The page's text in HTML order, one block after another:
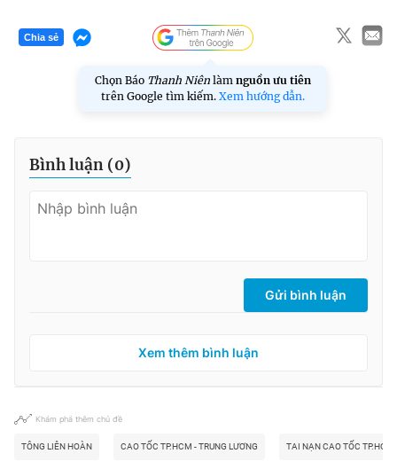
Chia sẻ
Chọn Báo Thanh Niên làm nguồn ưu tiên
trên Google tìm kiếm. Xem hướng dẫn.
Bình luận (0)
Gửi bình luận
Xem thêm bình luận
Khám phá thêm chủ đề
TÔNG LIÊN HOÀN CAO TỐC TP.HCM - TRUNG LƯƠNG TAI NẠN CAO TỐC TP.HCM